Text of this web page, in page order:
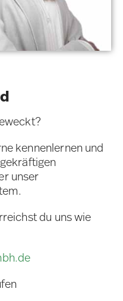
kennenlernen und
unser
du uns wie